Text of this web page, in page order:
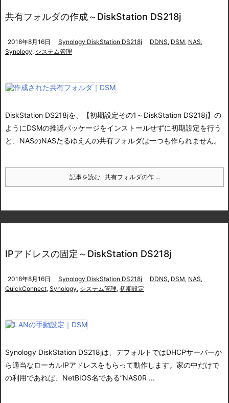
共有フォルダの作成～DiskStation DS218j
2018年8月16日 Synology DiskStation DS218j DDNS, DSM, NAS,
Synology, システム管理
DiskStation DS218jを、【初期設定その1～DiskStation DS218j】の
ようにDSMの推奨パッケージをインストールせずに初期設定を行う
と、NASのNASたるゆえんの共有フォルダは一つも作られません。
記事を読む 共有フォルダの作 ...
IPアドレスの固定～DiskStation DS218j
2018年8月16日 Synology DiskStation DS218j DDNS, DSM, NAS,
QuickConnect, Synology, システム管理, 初期設定
Synology DiskStation DS218jは、デフォルトではDHCPサーバーか
ら適当なローカルIPアドレスをもらって動作します。 家の中だけで
の利用であれば、NetBIOS名である”NAS0R ...